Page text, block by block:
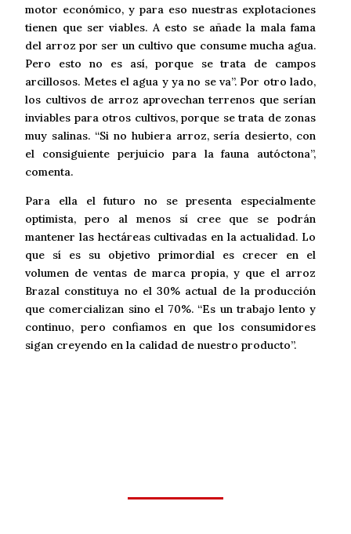
motor económico, y para eso nuestras explotaciones
tienen que ser viables. A esto se añade la mala fama
del arroz por ser un cultivo que consume mucha agua.
Pero esto no es así, porque se trata de campos
arcillosos. Metes el agua y ya no se va”. Por otro lado,
los cultivos de arroz aprovechan terrenos que serían
inviables para otros cultivos, porque se trata de zonas
muy salinas. “Si no hubiera arroz, sería desierto, con
el consiguiente perjuicio para la fauna autóctona”,
comenta.
Para ella el futuro no se presenta especialmente
optimista, pero al menos sí cree que se podrán
mantener las hectáreas cultivadas en la actualidad. Lo
que sí es su objetivo primordial es crecer en el
volumen de ventas de marca propia, y que el arroz
Brazal constituya no el 30% actual de la producción
que comercializan sino el 70%. “Es un trabajo lento y
continuo, pero confiamos en que los consumidores
sigan creyendo en la calidad de nuestro producto”.